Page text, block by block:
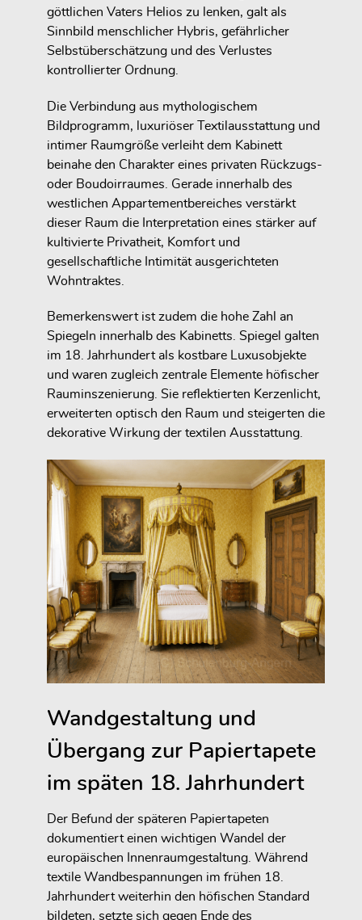
göttlichen Vaters Helios zu lenken, galt als
Sinnbild menschlicher Hybris, gefährlicher
Selbstüberschätzung und des Verlustes
kontrollierter Ordnung.
Die Verbindung aus mythologischem
Bildprogramm, luxuriöser Textilausstattung und
intimer Raumgröße verleiht dem Kabinett
beinahe den Charakter eines privaten Rückzugs-
oder Boudoirraumes. Gerade innerhalb des
westlichen Appartementbereiches verstärkt
dieser Raum die Interpretation eines stärker auf
kultivierte Privatheit, Komfort und
gesellschaftliche Intimität ausgerichteten
Wohntraktes.
Bemerkenswert ist zudem die hohe Zahl an
Spiegeln innerhalb des Kabinetts. Spiegel galten
im 18. Jahrhundert als kostbare Luxusobjekte
und waren zugleich zentrale Elemente höfischer
Rauminszenierung. Sie reflektierten Kerzenlicht,
erweiterten optisch den Raum und steigerten die
dekorative Wirkung der textilen Ausstattung.
Wandgestaltung und
Übergang zur Papiertapete
im späten 18. Jahrhundert
Der Befund der späteren Papiertapeten
dokumentiert einen wichtigen Wandel der
europäischen Innenraumgestaltung. Während
textile Wandbespannungen im frühen 18.
Jahrhundert weiterhin den höfischen Standard
bildeten, setzte sich gegen Ende des